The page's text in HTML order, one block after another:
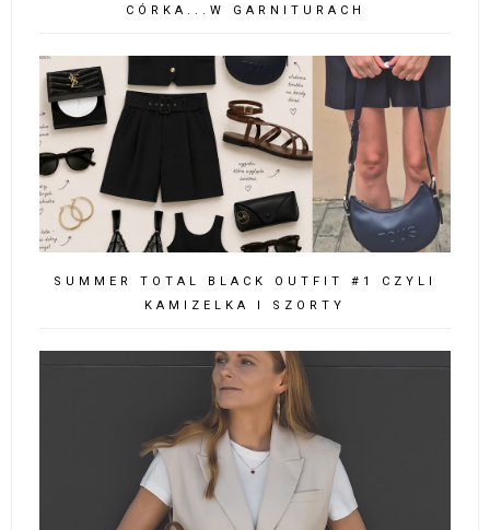
CÓRKA...W GARNITURACH
SUMMER TOTAL BLACK OUTFIT #1 CZYLI
KAMIZELKA I SZORTY